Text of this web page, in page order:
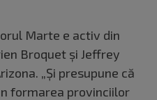
Marte e activ din
Broquet și Jeffrey
„Și presupune că
formarea provinciilor